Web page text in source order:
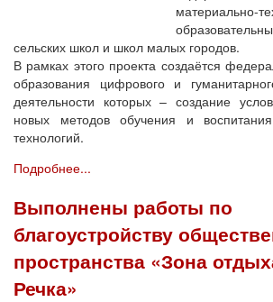
материально-
сельских школ и школ малых городов.
В рамках этого проекта создаётся
образования цифрового и
деятельности которых – создание
новых методов обучения и
технологий.
Подробнее...
Выполнены работы по
благоустройству
пространства «Зона
Речка»